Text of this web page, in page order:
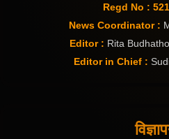
Regd No :
News Coordinator :
Editor : Rita
Editor in Chief :